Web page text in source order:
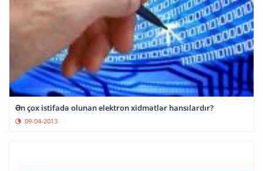
Ən çox istifadә olunan elektron xidmәtlәr hansılardır?
09-04-2013